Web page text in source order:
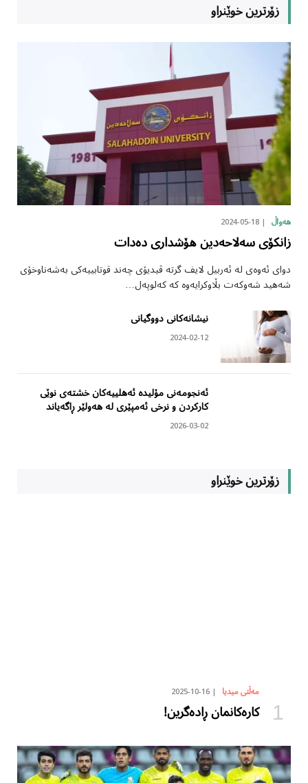
زۆرترین خوێنراو
هەواڵ 2024-05-18
زانکۆی سەلاحەدین هۆشداری دەدات
دوای ئەوەی لە ئەربیل لایف گرتە ڤیدیۆی چەند قوتابییەکی بەشەناوخۆی
شەهید شەوکەت بڵاوکرایەوە کە کەلوپەل…
نیشانەکانی دووگیانی
2024-02-12
ئەنجومەنی مۆلیدە ئەهلییەکان خشتەی نوێی
کارکردن و نرخی ئەمپێری لە هەولێر ڕاگەیاند
2026-03-02
زۆرترین خوێنراو
مەڵتی میدیا 2025-10-16
کارەکانمان ڕادەگرین!